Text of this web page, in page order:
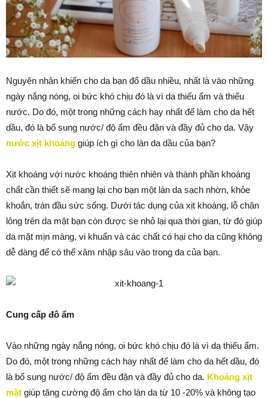
Nguyên nhân khiến cho da bạn đổ dầu nhiều, nhất là vào những
ngày nắng nóng, oi bức khó chịu đó là vì da thiếu ẩm và thiếu
nước. Do đó, một trong những cách hay nhất để làm cho da hết
dầu, đó là bổ sung nước/ độ ẩm đều đặn và đầy đủ cho da. Vậy
nước xịt khoáng giúp ích gì cho làn da dầu của bạn?
Xịt khoáng với nước khoáng thiên nhiên và thành phần khoáng
chất cần thiết sẽ mang lại cho bạn một làn da sạch nhờn, khỏe
khoắn, tràn đầu sức sống. Dưới tác dụng của xịt khoáng, lỗ chân
lông trên da mặt bạn còn được se nhỏ lại qua thời gian, từ đó giúp
da mặt mịn màng, vi khuẩn và các chất có hại cho da cũng không
dễ dàng để có thể xâm nhập sâu vào trong da của bạn.
Cung cấp đô ẩm
Vào những ngày nắng nóng, oi bức khó chịu đó là vì da thiếu ẩm.
Do đó, một trong những cách hay nhất để làm cho da hết dầu, đó
là bổ sung nước/ độ ẩm đều đặn và đầy đủ cho da. Khoáng xịt
mặt giúp tăng cường độ ẩm cho làn da từ 10 -20% và không tạo